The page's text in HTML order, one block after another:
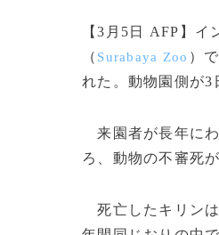
【3月5日 AFP】イ
（ Surabaya Zoo ）
れた。動物園側が3
来園者が長年にわ
ろ、動物の不審死
死亡したキリン